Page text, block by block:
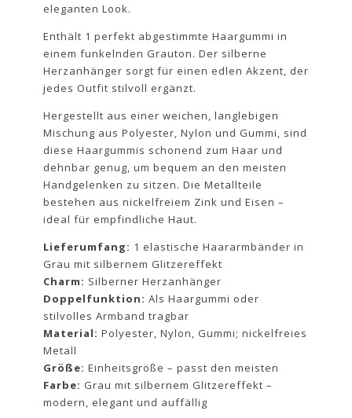
eleganten Look.
Enthält 1 perfekt abgestimmte Haargummi in
einem funkelnden Grauton. Der silberne
Herzanhänger sorgt für einen edlen Akzent, der
jedes Outfit stilvoll ergänzt.
Hergestellt aus einer weichen, langlebigen
Mischung aus Polyester, Nylon und Gummi, sind
diese Haargummis schonend zum Haar und
dehnbar genug, um bequem an den meisten
Handgelenken zu sitzen. Die Metallteile
bestehen aus nickelfreiem Zink und Eisen –
ideal für empfindliche Haut.
Lieferumfang: 1 elastische Haararmbänder in
Grau mit silbernem Glitzereffekt
Charm: Silberner Herzanhänger
Doppelfunktion: Als Haargummi oder
stilvolles Armband tragbar
Material: Polyester, Nylon, Gummi; nickelfreies
Metall
Größe: Einheitsgröße – passt den meisten
Farbe: Grau mit silbernem Glitzereffekt –
modern, elegant und auffällig